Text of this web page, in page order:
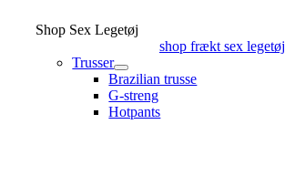
Shop Sex Legetøj
shop frækt sex legetøj
Trusser
Brazilian trusse
G-streng
Hotpants